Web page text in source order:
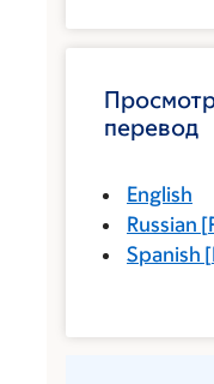
перевод
English
Russian [
Spanish [